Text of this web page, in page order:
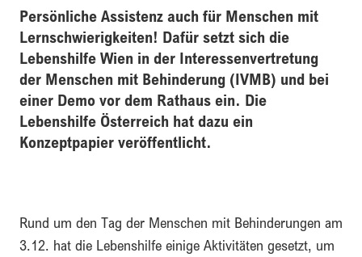
Persönliche Assistenz auch für Menschen mit
Lernschwierigkeiten! Dafür setzt sich die
Lebenshilfe Wien in der Interessenvertretung
der Menschen mit Behinderung (IVMB) und bei
einer Demo vor dem Rathaus ein. Die
Lebenshilfe Österreich hat dazu ein
Konzeptpapier veröffentlicht.
Rund um den Tag der Menschen mit Behinderungen am
3.12. hat die Lebenshilfe einige Aktivitäten gesetzt, um